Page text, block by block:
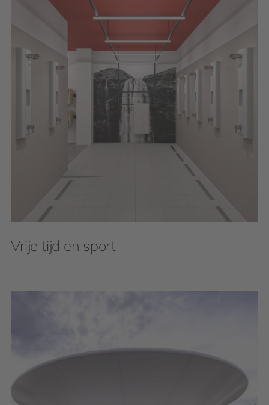
Vrije tijd en sport